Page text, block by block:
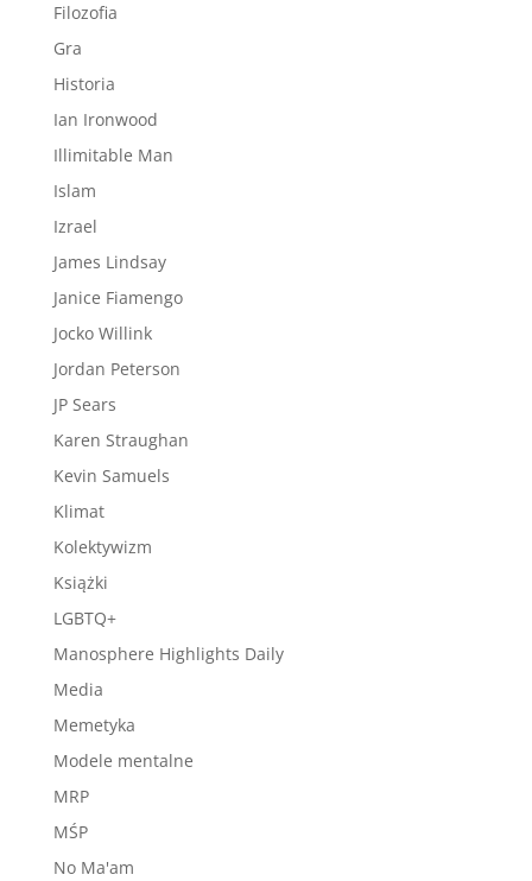
Filozofia
Gra
Historia
Ian Ironwood
Illimitable Man
Islam
Izrael
James Lindsay
Janice Fiamengo
Jocko Willink
Jordan Peterson
JP Sears
Karen Straughan
Kevin Samuels
Klimat
Kolektywizm
Książki
LGBTQ+
Manosphere Highlights Daily
Media
Memetyka
Modele mentalne
MRP
MŚP
No Ma'am